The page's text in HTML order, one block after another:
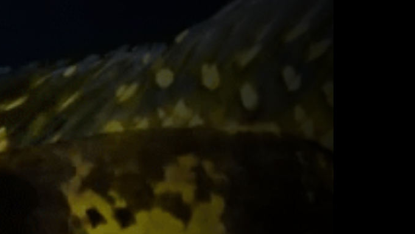
Considerado por muitos o principal astro da pesca esportiva, os tucunarés
ganharam a admiração dos aquaristas e podem ser considerados hoje os reis
do aquarismo jumbo. Com cores vibrantes em diferentes tons de azul, amarelo e
vermelho, comportamentos elaborados e sua grande voracidade, os tucunarés
são cada vez mais comuns no aquarismo.
Os tucunarés são peixes da família dos Ciclídeos (parentes dos pequenos
Apistogramas e dos mega coloridos ciclídeos africanos) e podem ser
considerados os maiores representantes dessa família nas águas doces da
América do Sul. Seu nome popular (Tucunaré) vem do Tupi “tucun” (árvore) e “aré”
(amigo), ou seja, “amigo da árvore” provavelmente porque na natureza as
espécies costumam ser encontradas próximas à galhadas, troncos ou árvores